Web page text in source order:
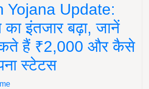
Yojana Update:
का इंतजार बढ़ा, जानें
हैं ₹2,000 और कैसे
स्टेटस